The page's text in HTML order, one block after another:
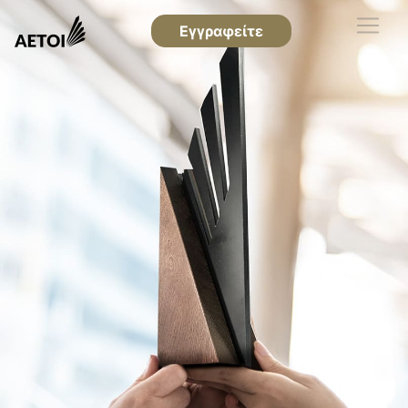
Εγγραφείτε